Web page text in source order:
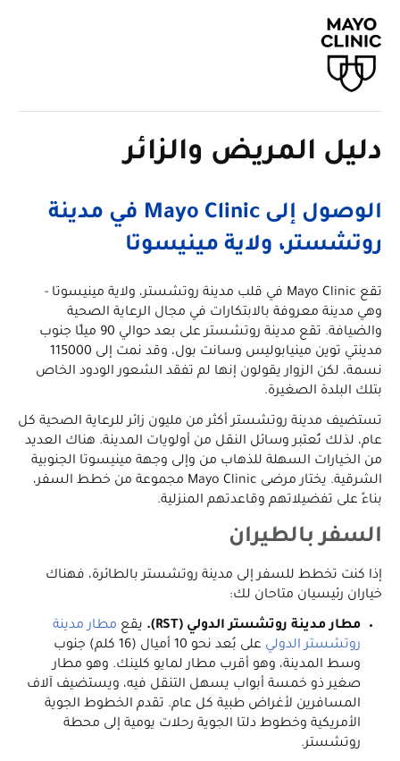
دليل المريض والزائر
الوصول إلى Mayo Clinic في مدينة
روتشستر، ولاية مينيسوتا
تقع Mayo Clinic في قلب مدينة روتشستر، ولاية مينيسوتا -
وهي مدينة معروفة بالابتكارات في مجال الرعاية الصحية
والضيافة. تقع مدينة روتشستر على بعد حوالي 90 ميلًا جنوب
مدينتي توين مينيابوليس وسانت بول، وقد نمت إلى 115000
نسمة، لكن الزوار يقولون إنها لم تفقد الشعور الودود الخاص
بتلك البلدة الصغيرة.
تستضيف مدينة روتشستر أكثر من مليون زائر للرعاية الصحية كل
عام، لذلك تُعتبر وسائل النقل من أولويات المدينة. هناك العديد
من الخيارات السهلة للذهاب من وإلى وجهة مينيسوتا الجنوبية
الشرقية. يختار مرضى Mayo Clinic مجموعة من خطط السفر،
بناءً على تفضيلاتهم وقاعدتهم المنزلية.
السفر بالطيران
إذا كنت تخطط للسفر إلى مدينة روتشستر بالطائرة، فهناك
خياران رئيسيان متاحان لك:
مطار مدينة روتشستر الدولي (RST). يقع مطار مدينة
روتشستر الدولي
على بُعد نحو 10 أميال (16 كلم) جنوب
وسط المدينة، وهو أقرب مطار لمايو كلينك. وهو مطار
صغير ذو خمسة أبواب يسهل التنقل فيه، ويستضيف آلاف
المسافرين لأغراض طبية كل عام. تقدم الخطوط الجوية
الأمريكية وخطوط دلتا الجوية رحلات يومية إلى محطة
روتشستر.